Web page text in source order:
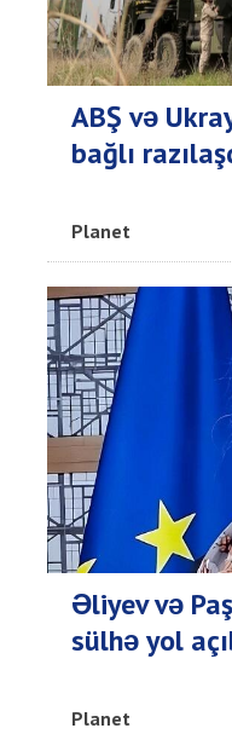
ABŞ və
bağlı
Planet
Əliyev və
sülhə yol
Planet